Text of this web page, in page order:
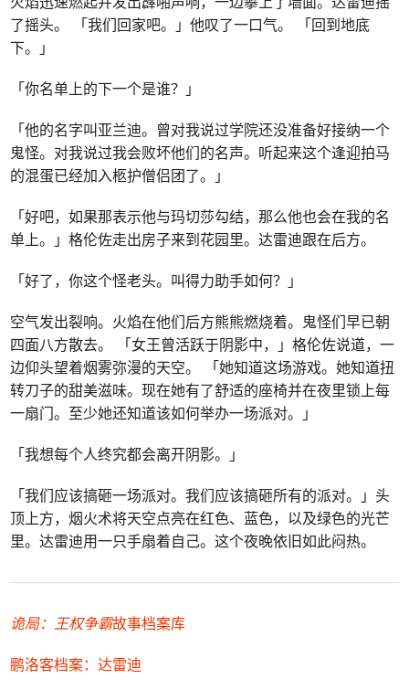
了摇头。 「我们回家吧。」他叹了一口气。 「回到地底
下。」
「你名单上的下一个是谁？」
「他的名字叫亚兰迪。曾对我说过学院还没准备好接纳一个
鬼怪。对我说过我会败坏他们的名声。听起来这个逢迎拍马
的混蛋已经加入柩护僧侣团了。」
「好吧，如果那表示他与玛切莎勾结，那么他也会在我的名
单上。」格伦佐走出房子来到花园里。达雷迪跟在后方。
「好了，你这个怪老头。叫得力助手如何？」
空气发出裂响。火焰在他们后方熊熊燃烧着。鬼怪们早已朝
四面八方散去。 「女王曾活跃于阴影中，」格伦佐说道，一
边仰头望着烟雾弥漫的天空。 「她知道这场游戏。她知道扭
转刀子的甜美滋味。现在她有了舒适的座椅并在夜里锁上每
一扇门。至少她还知道该如何举办一场派对。」
「我想每个人终究都会离开阴影。」
「我们应该搞砸一场派对。我们应该搞砸所有的派对。」头
顶上方，烟火术将天空点亮在红色、蓝色，以及绿色的光芒
里。达雷迪用一只手扇着自己。这个夜晚依旧如此闷热。
诡局：王权争霸故事档案库
鹏洛客档案：达雷迪